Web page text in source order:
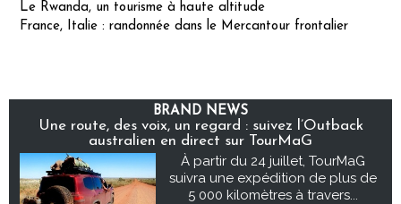
Le Rwanda, un tourisme à haute altitude
France, Italie : randonnée dans le Mercantour frontalier
BRAND NEWS
Une route, des voix, un regard : suivez l’Outback
australien en direct sur TourMaG
À partir du 24 juillet, TourMaG
suivra une expédition de plus de
5 000 kilomètres à travers...